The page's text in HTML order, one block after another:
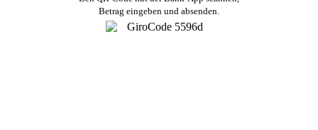
Betrag eingeben und absenden.